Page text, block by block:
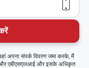
अपना संपर्क विवरण जमा करके, मैं
और एबीएसएलआई और इसके अधिकृत